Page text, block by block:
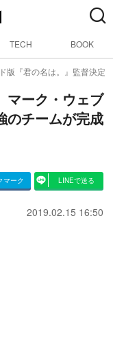
TECH BOOK
版『君の名は。』監督決定
マーク・ウェブ
チームが完成
マーク LINEで送る
2019.02.15 16:50